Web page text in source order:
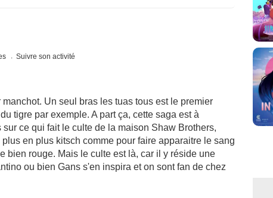
Suivre son activité
Un seul bras les tuas tous est le premier
tigre par exemple. A part ça, cette saga est à
ce qui fait le culte de la maison Shaw Brothers,
en plus kitsch comme pour faire apparaitre le sang
bien rouge. Mais le culte est là, car il y réside une
ou bien Gans s'en inspira et on sont fan de chez